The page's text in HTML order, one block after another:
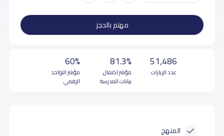
مهتم بالحجز
51,486
عدد الزيارات
81.3%
مؤشر اكتمال
بيانات المدرسة
60%
مؤشر التواجد
الرقمي
المنهج